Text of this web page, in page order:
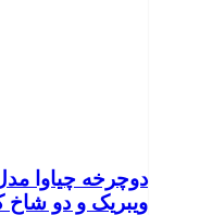
ویبریک و دو شاخ